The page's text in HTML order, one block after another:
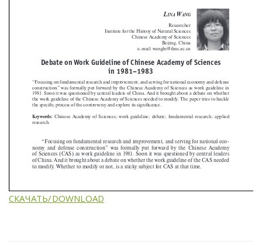
СКАЧАТЬ/DOWNLOAD